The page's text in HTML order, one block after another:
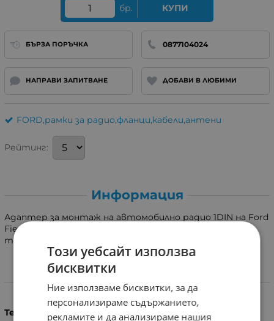
бр. КУПИ
БЪРЗА ПОРЪЧКА 0877104024
НАПРАВИ ЗАПИТВАНЕ ДОБАВИ В ЛЮБИМИ
FORD,рамки за радио,фланци,кабели,антени
Рейтинг:
Информация
Адаптер за монтаж на автомобилно радио 1DIN на Ford
Fiesta MK5/MK6,JH1/JD3,FORD Fusion JU2.За модели с
тройното радио!Става и за 2DIN мултимедия.
Характеристики
Тегло (кг.)
Този уебсайт използва
бисквитки
Ние използваме бисквитки, за да
персонализираме съдържанието,
рекламите и да анализираме нашия